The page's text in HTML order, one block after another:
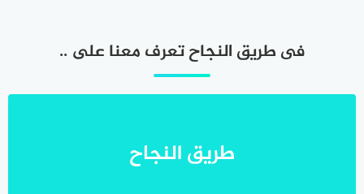
فى طريق النجاح تعرف معنا على ..
طريق النجاح